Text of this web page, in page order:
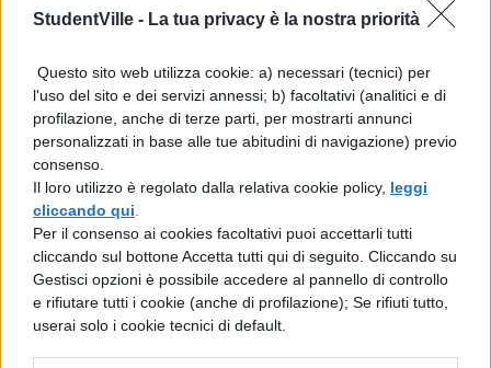
StudentVille - La tua privacy è la nostra priorità
Questo sito web utilizza cookie: a) necessari (tecnici) per
l'uso del sito e dei servizi annessi; b) facoltativi (analitici e di
profilazione, anche di terze parti, per mostrarti annunci
personalizzati in base alle tue abitudini di navigazione) previo
consenso.
Il loro utilizzo è regolato dalla relativa cookie policy, leggi
cliccando qui
Per il consenso ai cookies facoltativi puoi accettarli tutti
cliccando sul bottone Accetta tutti qui di seguito. Cliccando su
Gestisci opzioni è possibile accedere al pannello di controllo
e rifiutare tutti i cookie (anche di profilazione); Se rifiuti tutto,
userai solo i cookie tecnici di default.
viaggio interstellare".
(fonte immagine: bmwmblog.com)